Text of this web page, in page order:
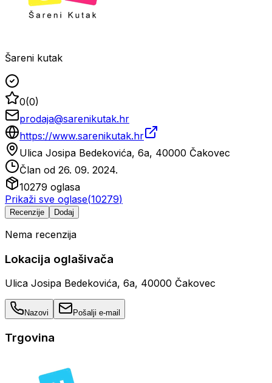
Šareni kutak
0(0)
prodaja@sarenikutak.hr
https://www.sarenikutak.hr
Ulica Josipa Bedekovića, 6a, 40000 Čakovec
Član od 26. 09. 2024.
10279 oglasa
Prikaži sve oglase(10279)
Recenzije Dodaj
Nema recenzija
Lokacija oglašivača
Ulica Josipa Bedekovića, 6a, 40000 Čakovec
Nazovi Pošalji e-mail
Trgovina